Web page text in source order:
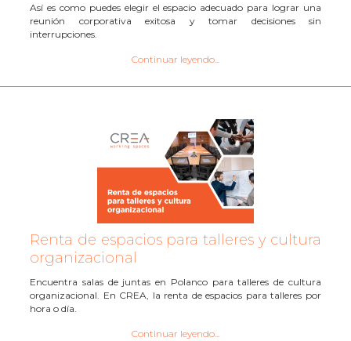
Así es como puedes elegir el espacio adecuado para lograr una
reunión corporativa exitosa y tomar decisiones sin
interrupciones.
Continuar leyendo...
Renta de espacios para talleres y cultura
organizacional
Encuentra salas de juntas en Polanco para talleres de cultura
organizacional. En CREA, la renta de espacios para talleres por
hora o día.
Continuar leyendo...